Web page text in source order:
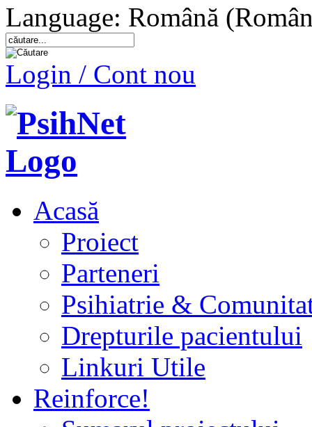
Language: Română
Login / Cont nou
Acasă
Proiect
Parteneri
Psihiatrie &
Drepturile pacientului
Linkuri Utile
Reinforce!